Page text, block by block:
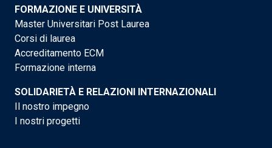
FORMAZIONE E UNIVERSITÀ
Master Universitari Post Laurea
Corsi di laurea
Accreditamento ECM
Formazione interna
SOLIDARIETÀ E RELAZIONI INTERNAZIONALI
Il nostro impegno
I nostri progetti